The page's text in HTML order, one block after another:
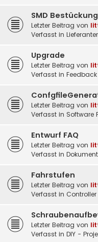
SMD Bestückung
Letzter Beitrag von
Verfasst in
Upgrade
Letzter Beitrag von
Verfasst in
Letzter Beitrag von
Verfasst in Software
Entwurf FAQ
Letzter Beitrag von
Verfasst in
Fahrstufen
Letzter Beitrag von
Verfasst in Controller
Letzter Beitrag von
Verfasst in DIY -